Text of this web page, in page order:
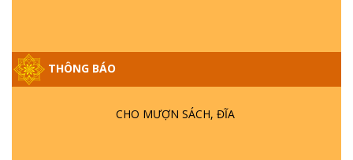
THÔNG BÁO
CHO MƯỢN SÁCH, ĐĨA
GIẢI ĐÁP ĐẶC BIỆT P25 - SUỐT 49 NĂM
PHẬT KHÔNG NÓI? HỘI LONG HOA LÀ